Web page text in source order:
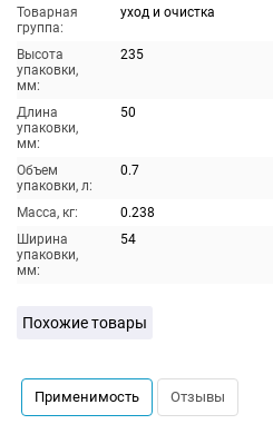
Товарная
группа:
уход и очистка
Высота
упаковки,
мм:
235
Длина
упаковки,
мм:
50
Объем
упаковки, л:
0.7
Масса, кг:
0.238
Ширина
упаковки,
мм:
54
Похожие товары
Применимость Отзывы